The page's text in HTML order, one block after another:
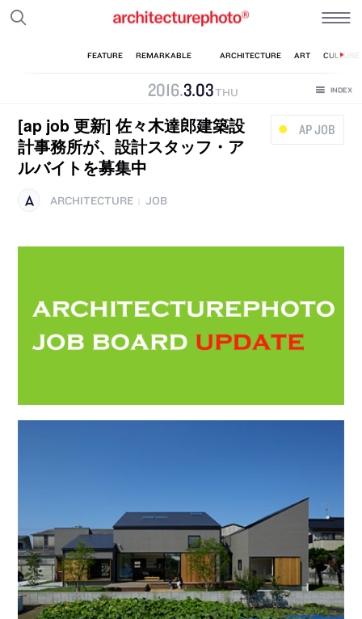
2016.3.03THU
AP JOB
[ap job 更新] 佐々木達郎建築設
計事務所が、設計スタッフ・ア
ルバイトを募集中
ARCHITECTURE JOB